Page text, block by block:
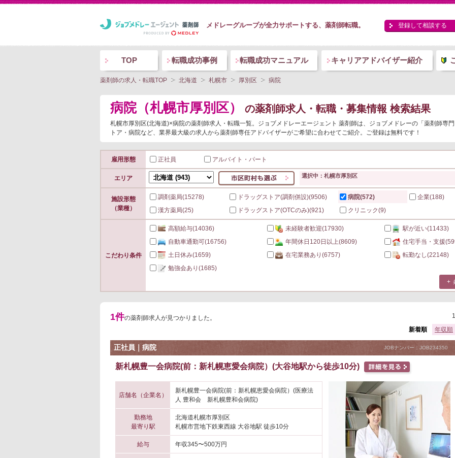
メドレーグループが全力サポートする、薬剤師転職。 登録して相談する
TOP 転職成功事例 転職成功マニュアル キャリアアドバイザー紹介
薬剤師の求人・転職TOP 北海道 札幌市 厚別区 病院
病院（札幌市厚別区） の薬剤師求人・転職・募集情報 検索結果
札幌市厚別区(北海道)×病院の薬剤師求人・転職一覧。ジョブメドレーエージェント 薬剤師は、ジョブメドレーの「薬剤師専
トア・病院など、業界最大級の求人から薬剤師専任アドバイザーがご希望に合わせてご紹介。ご登録は無料です！
雇用形態 正社員 アルバイト・パート
エリア 選択中：札幌市厚別区
施設形態
（業種）
調剤薬局(15278) ドラッグストア(調剤併設)(9506) 病院(572) 企業(188)
漢方薬局(25) ドラッグストア(OTCのみ)(921) クリニック(9)
こだわり条件
高額給与(14036) 未経験者歓迎(17930) 駅が近い(11433)
自動車通勤可(16756) 年間休日120日以上(8609) 住宅手当・支援
土日休み(1659) 在宅業務あり (6757) 転勤なし(22148)
勉強会あり (1685)
1件の薬剤師求人が見つかりました。
1
年収順
新着順
正社員｜病院 JOBナンバー：JOB234350
新札幌豊一会病院(前：新札幌恵愛会病院）(大谷地駅から徒歩10分)
店舗名（企業名）
新札幌豊一会病院(前：新札幌恵愛会病院）(医療法
人 豊和会 新札幌豊和会病院)
勤務地
最寄り駅
北海道札幌市厚別区
札幌市営地下鉄東西線 大谷地駅 徒歩10分
給与 年収345〜500万円